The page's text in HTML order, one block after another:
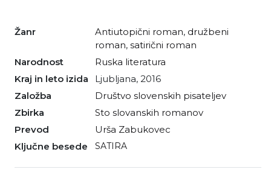
Žanr antiutopični roman, družbeni
roman, satirični roman
Narodnost
ruska literatura
Kraj in leto izida
Ljubljana, 2016
Založba
Društvo slovenskih pisateljev
Zbirka
Sto slovanskih romanov
Prevod
Urša Zabukovec
Ključne besede
SATIRA